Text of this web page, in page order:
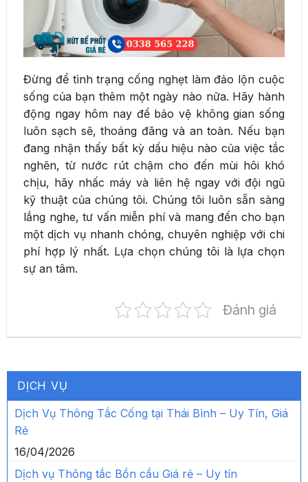
Đừng để tình trạng cống nghẹt làm đảo lộn cuộc
sống của bạn thêm một ngày nào nữa. Hãy hành
động ngay hôm nay để bảo vệ không gian sống
luôn sạch sẽ, thoáng đãng và an toàn. Nếu bạn
đang nhận thấy bất kỳ dấu hiệu nào của việc tắc
nghẽn, từ nước rút chậm cho đến mùi hôi khó
chịu, hãy nhấc máy và liên hệ ngay với đội ngũ
kỹ thuật của chúng tôi. Chúng tôi luôn sẵn sàng
lắng nghe, tư vấn miễn phí và mang đến cho bạn
một dịch vụ nhanh chóng, chuyên nghiệp với chi
phí hợp lý nhất. Lựa chọn chúng tôi là lựa chọn
sự an tâm.
Đánh giá
DỊCH VỤ
Dịch Vụ Thông Tắc Cống tại Thái Bình – Uy Tín, Giá
Rẻ
16/04/2026
Dịch vụ Thông tắc Bồn cầu Giá rẻ – Uy tín